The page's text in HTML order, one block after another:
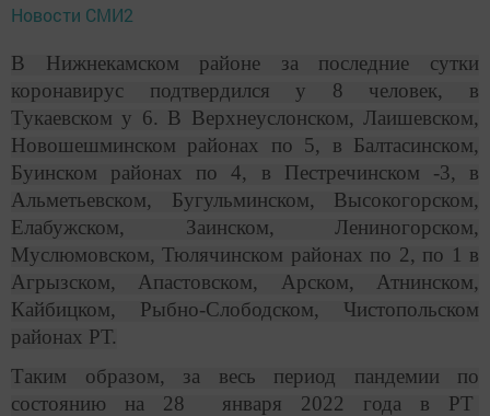
Новости СМИ2
В Нижнекамском районе за последние сутки
коронавирус подтвердился у 8 человек, в
Тукаевском у 6. В Верхнеуслонском, Лаишевском,
Новошешминском районах по 5, в Балтасинском,
Буинском районах по 4, в Пестречинском -3, в
Альметьевском, Бугульминском, Высокогорском,
Елабужском, Заинском, Лениногорском,
Муслюмовском, Тюлячинском районах по 2, по 1 в
Агрызском, Апастовском, Арском, Атнинском,
Кайбицком, Рыбно-Слободском, Чистопольском
районах РТ.
Таким образом, за весь период пандемии по
состоянию на 28 января 2022 года в РТ